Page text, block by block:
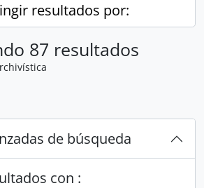
resultados por:
87 resultados
de búsqueda
con :